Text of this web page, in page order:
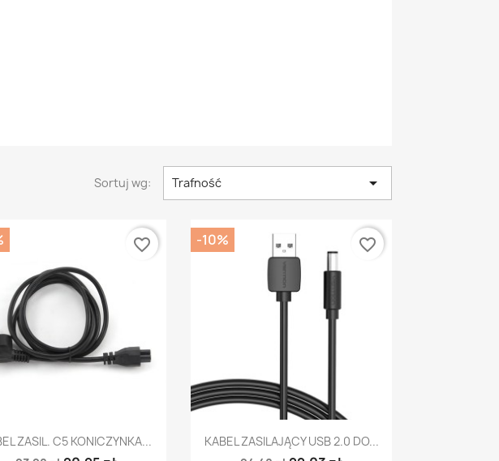
Sortuj wg: Trafność 
Szybki podgląd
ZASIL. C5 KONICZYNKA...
favorite_border
Szybki podgląd
KABEL ZASILAJĄCY USB 2.0 DO...
-10% favorite_border